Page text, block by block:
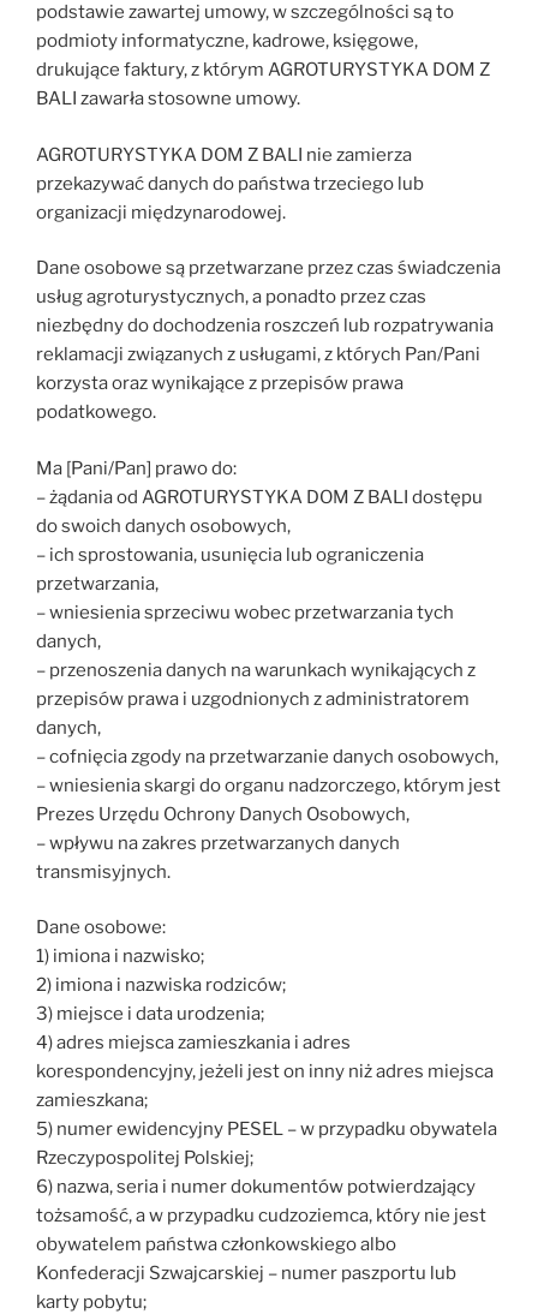
podstawie zawartej umowy, w szczególności są to
podmioty informatyczne, kadrowe, księgowe,
drukujące faktury, z którym AGROTURYSTYKA DOM Z
BALI zawarła stosowne umowy.
AGROTURYSTYKA DOM Z BALI nie zamierza
przekazywać danych do państwa trzeciego lub
organizacji międzynarodowej.
Dane osobowe są przetwarzane przez czas świadczenia
usług agroturystycznych, a ponadto przez czas
niezbędny do dochodzenia roszczeń lub rozpatrywania
reklamacji związanych z usługami, z których Pan/Pani
korzysta oraz wynikające z przepisów prawa
podatkowego.
Ma [Pani/Pan] prawo do:
– żądania od AGROTURYSTYKA DOM Z BALI dostępu
do swoich danych osobowych,
– ich sprostowania, usunięcia lub ograniczenia
przetwarzania,
– wniesienia sprzeciwu wobec przetwarzania tych
danych,
– przenoszenia danych na warunkach wynikających z
przepisów prawa i uzgodnionych z administratorem
danych,
– cofnięcia zgody na przetwarzanie danych osobowych,
– wniesienia skargi do organu nadzorczego, którym jest
Prezes Urzędu Ochrony Danych Osobowych,
– wpływu na zakres przetwarzanych danych
transmisyjnych.
Dane osobowe:
1) imiona i nazwisko;
2) imiona i nazwiska rodziców;
3) miejsce i data urodzenia;
4) adres miejsca zamieszkania i adres
korespondencyjny, jeżeli jest on inny niż adres miejsca
zamieszkana;
5) numer ewidencyjny PESEL – w przypadku obywatela
Rzeczypospolitej Polskiej;
6) nazwa, seria i numer dokumentów potwierdzający
tożsamość, a w przypadku cudzoziemca, który nie jest
obywatelem państwa członkowskiego albo
Konfederacji Szwajcarskiej – numer paszportu lub
karty pobytu;